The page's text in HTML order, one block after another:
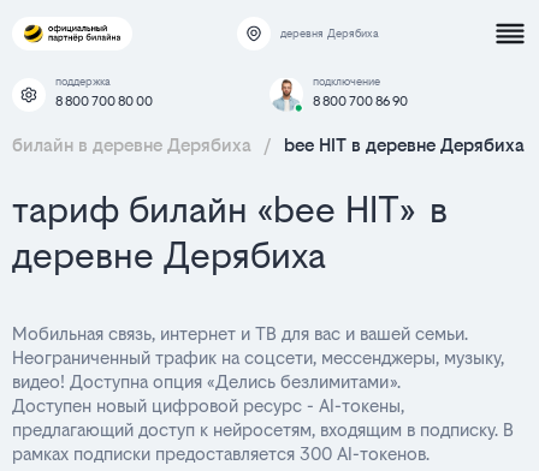
деревня Дерябиха
поддержка
8 800 700 80 00
подключение
8 800 700 86 90
билайн в деревне Дерябиха / bee HIT в деревне Дерябиха
тариф билайн «bee HIT» в
деревне Дерябиха
Мобильная связь, интернет и ТВ для вас и вашей семьи.
Неограниченный трафик на соцсети, мессенджеры, музыку,
видео! Доступна опция «Делись безлимитами».
Доступен новый цифровой ресурс - AI-токены,
предлагающий доступ к нейросетям, входящим в подписку. В
рамках подписки предоставляется 300 AI-токенов.